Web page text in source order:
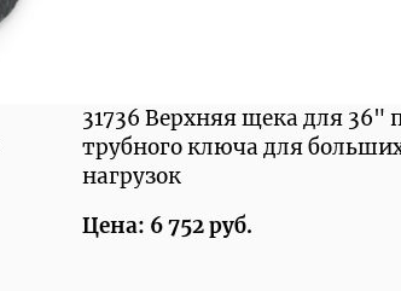
31736 Верхняя щека для 36"
трубного ключа для
нагрузок
Цена: 6 752 руб.